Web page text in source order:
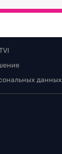
данных